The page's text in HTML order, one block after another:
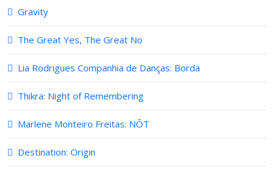
Gravity
The Great Yes, The Great No
Lia Rodrigues Companhia de Danças: Borda
Thikra: Night of Remembering
Marlene Monteiro Freitas: NÔT
Destination: Origin